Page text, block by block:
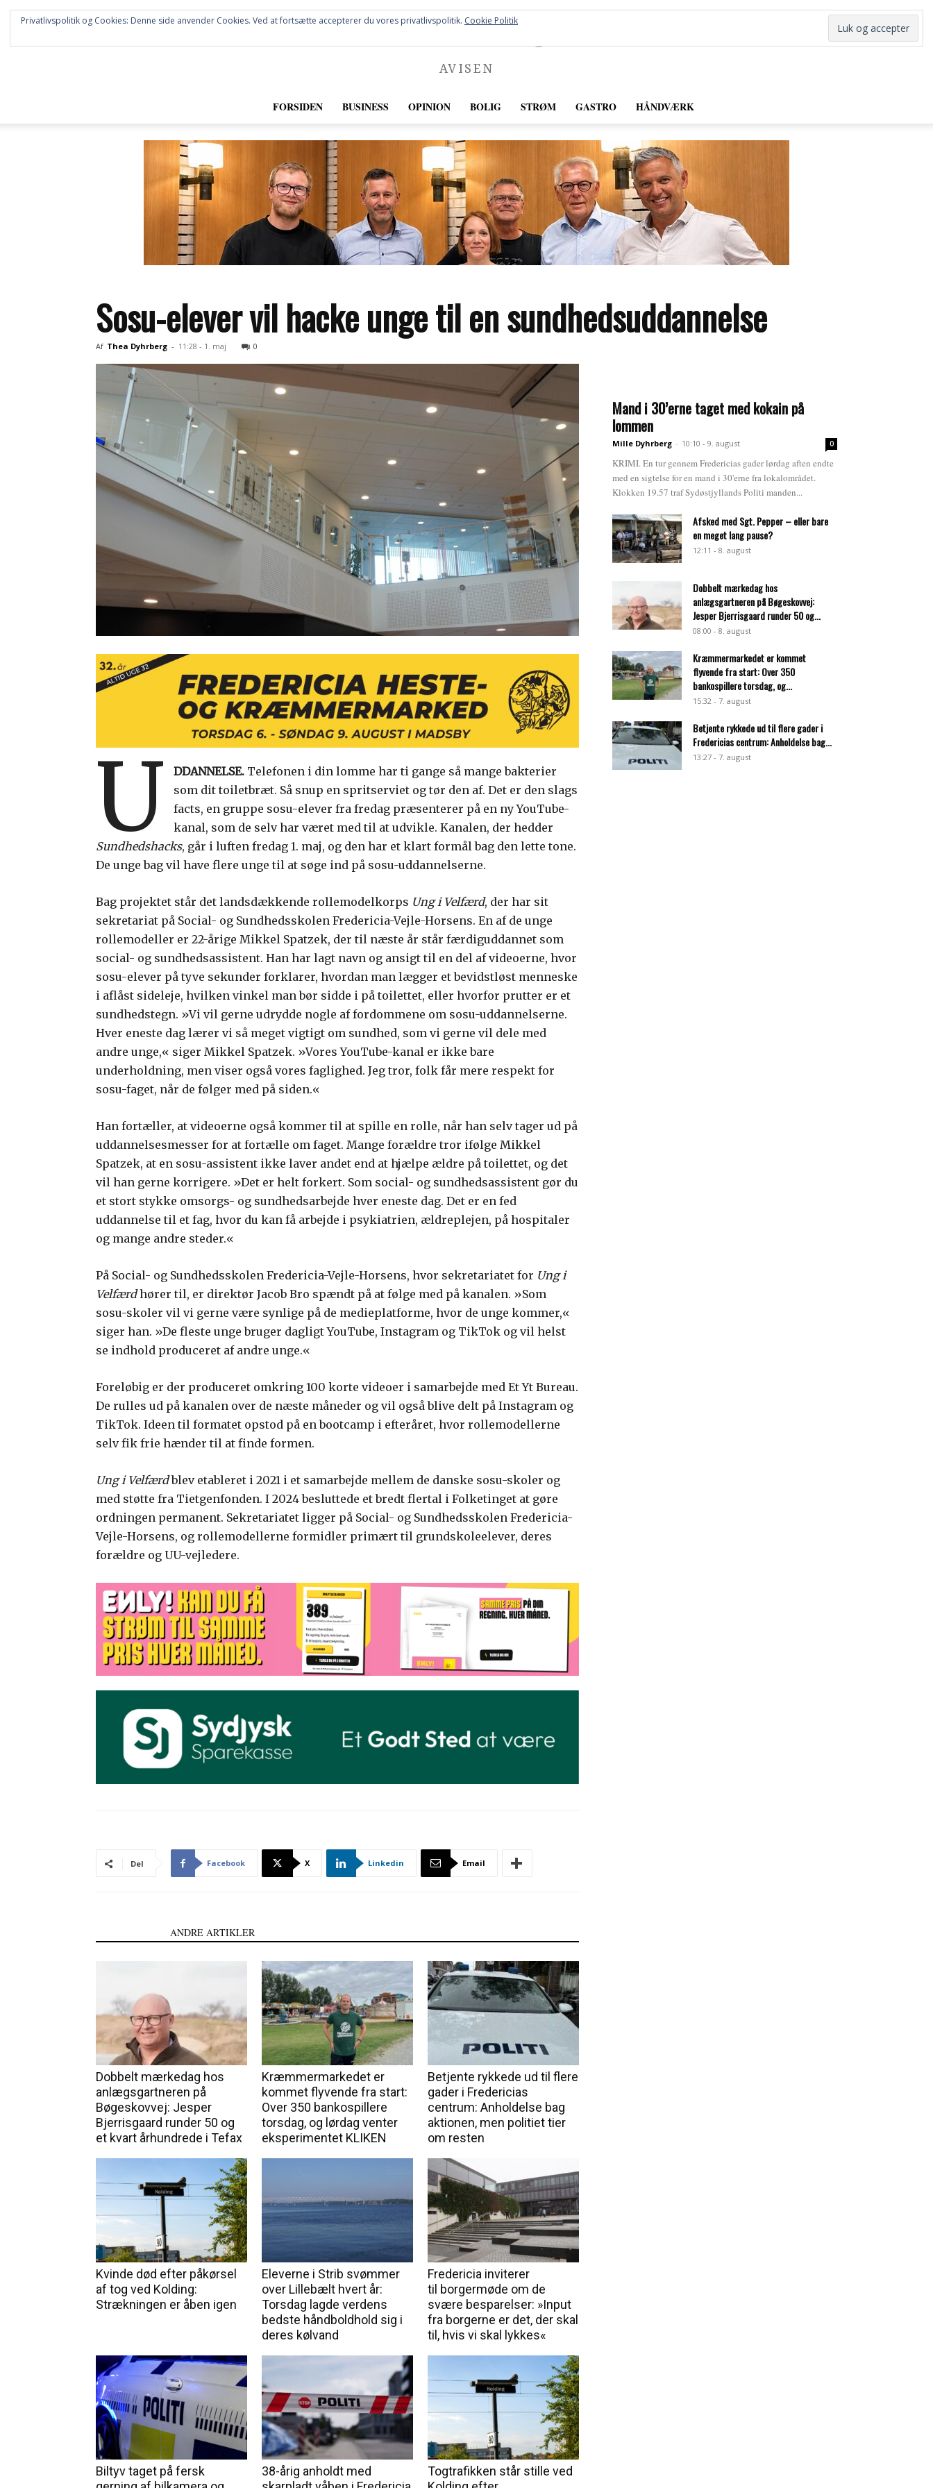
FREDERICIA
AVISEN
FORSIDEN BUSINESS OPINION BOLIG STRØM GASTRO HÅNDVÆRK
Sosu-elever vil hacke unge til en sundhedsuddannelse
Af Thea Dyhrberg - 11:28 - 1. maj 0
U DDANNELSE. Telefonen i din lomme har ti gange så mange bakterier
som dit toiletbræt. Så snup en spritserviet og tør den af. Det er den slags
facts, en gruppe sosu-elever fra fredag præsenterer på en ny YouTube-
kanal, som de selv har været med til at udvikle. Kanalen, der hedder
Sundhedshacks, går i luften fredag 1. maj, og den har et klart formål bag den lette tone.
De unge bag vil have flere unge til at søge ind på sosu-uddannelserne.
Bag projektet står det landsdækkende rollemodelkorps Ung i Velfærd, der har sit
sekretariat på Social- og Sundhedsskolen Fredericia-Vejle-Horsens. En af de unge
rollemodeller er 22-årige Mikkel Spatzek, der til næste år står færdiguddannet som
social- og sundhedsassistent. Han har lagt navn og ansigt til en del af videoerne, hvor
sosu-elever på tyve sekunder forklarer, hvordan man lægger et bevidstløst menneske
i aflåst sideleje, hvilken vinkel man bør sidde i på toilettet, eller hvorfor prutter er et
sundhedstegn. »Vi vil gerne udrydde nogle af fordommene om sosu-uddannelserne.
Hver eneste dag lærer vi så meget vigtigt om sundhed, som vi gerne vil dele med
andre unge,« siger Mikkel Spatzek. »Vores YouTube-kanal er ikke bare
underholdning, men viser også vores faglighed. Jeg tror, folk får mere respekt for
sosu-faget, når de følger med på siden.«
Han fortæller, at videoerne også kommer til at spille en rolle, når han selv tager ud på
uddannelsesmesser for at fortælle om faget. Mange forældre tror ifølge Mikkel
Spatzek, at en sosu-assistent ikke laver andet end at hjælpe ældre på toilettet, og det
vil han gerne korrigere. »Det er helt forkert. Som social- og sundhedsassistent gør du
et stort stykke omsorgs- og sundhedsarbejde hver eneste dag. Det er en fed
uddannelse til et fag, hvor du kan få arbejde i psykiatrien, ældreplejen, på hospitaler
og mange andre steder.«
På Social- og Sundhedsskolen Fredericia-Vejle-Horsens, hvor sekretariatet for Ung i
Velfærdhører til, er direktør Jacob Bro spændt på at følge med på kanalen. »Som
sosu-skoler vil vi gerne være synlige på de medieplatforme, hvor de unge kommer,«
siger han. »De fleste unge bruger dagligt YouTube, Instagram og TikTok og vil helst
se indhold produceret af andre unge.«
Foreløbig er der produceret omkring 100 korte videoer i samarbejde med Et Yt Bureau.
De rulles ud på kanalen over de næste måneder og vil også blive delt på Instagram og
TikTok. Ideen til formatet opstod på en bootcamp i efteråret, hvor rollemodellerne
selv fik frie hænder til at finde formen.
Ung i Velfærdblev etableret i 2021 i et samarbejde mellem de danske sosu-skoler og
med støtte fra Tietgenfonden. I 2024 besluttede et bredt flertal i Folketinget at gøre
ordningen permanent. Sekretariatet ligger på Social- og Sundhedsskolen Fredericia-
Vejle-Horsens, og rollemodellerne formidler primært til grundskoleelever, deres
forældre og UU-vejledere.
Del Facebook X Linkedin Email
ANDRE ARTIKLER
Dobbelt mærkedag hos
anlægsgartneren på
Bøgeskovvej: Jesper
Bjerrisgaard runder 50 og
et kvart århundrede i Tefax
Kræmmermarkedet er
kommet flyvende fra start:
Over 350 bankospillere
torsdag, og lørdag venter
eksperimentet KLIKEN
Betjente rykkede ud til flere
gader i Fredericias
centrum: Anholdelse bag
aktionen, men politiet tier
om resten
Kvinde død efter påkørsel
af tog ved Kolding:
Strækningen er åben igen
Eleverne i Strib svømmer
over Lillebælt hvert år:
Torsdag lagde verdens
bedste håndboldhold sig i
deres kølvand
Fredericia inviterer
til borgermøde om de
svære besparelser: »Input
fra borgerne er det, der skal
til, hvis vi skal lykkes«
Biltyv taget på fersk
38-årig anholdt med
Togtrafikken står stille ved
Mand i 30’erne taget med kokain på
lommen
Mille Dyhrberg - 10:10 - 9. august 0
KRIMI. En tur gennem Fredericias gader lørdag aften endte
med en sigtelse for en mand i 30'erne fra lokalområdet.
Klokken 19.57 traf Sydøstjyllands Politi manden...
Afsked med Sgt. Pepper – eller bare
en meget lang pause?
12:11 - 8. august
Dobbelt mærkedag hos
anlægsgartneren på Bøgeskovvej:
Jesper Bjerrisgaard runder 50 og...
08:00 - 8. august
Kræmmermarkedet er kommet
flyvende fra start: Over 350
bankospillere torsdag, og...
15:32 - 7. august
Betjente rykkede ud til flere gader i
Fredericias centrum: Anholdelse bag...
13:27 - 7. august
Privatlivspolitik og Cookies: Denne side anvender Cookies. Ved at fortsætte accepterer du vores privatlivspolitik. Cookie Politik